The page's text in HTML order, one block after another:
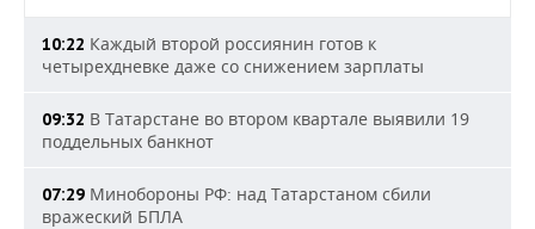
10:22 Каждый второй россиянин готов к
четырехдневке даже со снижением зарплаты
09:32 В Татарстане во втором квартале выявили 19
поддельных банкнот
07:29 Минобороны РФ: над Татарстаном сбили
вражеский БПЛА